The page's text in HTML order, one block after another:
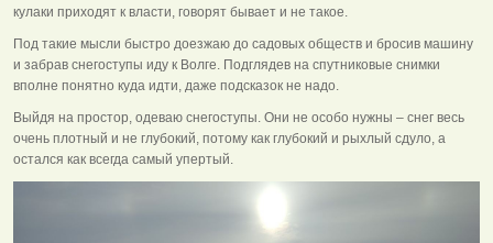
кулаки приходят к власти, говорят бывает и не такое.
Под такие мысли быстро доезжаю до садовых обществ и бросив машину
и забрав снегоступы иду к Волге. Подглядев на спутниковые снимки
вполне понятно куда идти, даже подсказок не надо.
Выйдя на простор, одеваю снегоступы. Они не особо нужны – снег весь
очень плотный и не глубокий, потому как глубокий и рыхлый сдуло, а
остался как всегда самый упертый.